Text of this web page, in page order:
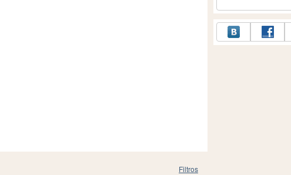
Filtros